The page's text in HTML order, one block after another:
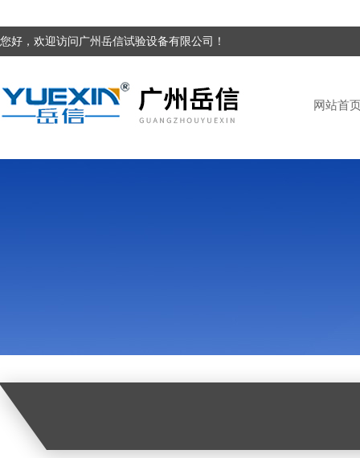
您好，欢迎访问广州岳信试验设备有限公司！
网站首